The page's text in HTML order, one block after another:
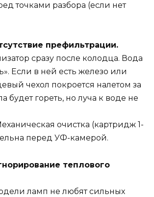
точками разбора (если нет
префильтрации.
сразу после колодца. Вода
Если в ней есть железо или
чехол покроется налетом за
будет гореть, но луча к воде не
очистка (картридж 1-
перед УФ-камерой.
теплового
ламп не любят сильных